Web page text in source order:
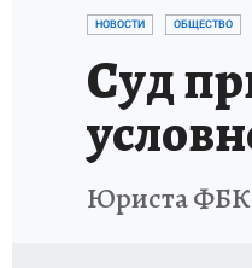
НОВОСТИ ОБЩЕСТВО
Суд
Юриста